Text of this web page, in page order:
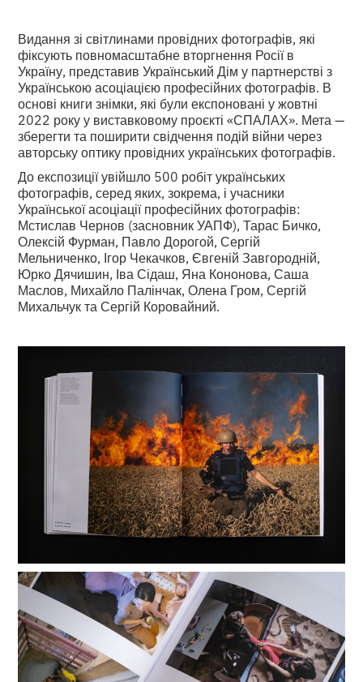
Видання зі світлинами провідних фотографів, які
фіксують повномасштабне вторгнення Росії в
Україну, представив Український Дім у партнерстві з
Українською асоціацією професійних фотографів. В
основі книги знімки, які були експоновані у жовтні
2022 року у виставковому проєкті «СПАЛАХ». Мета —
зберегти та поширити свідчення подій війни через
авторську оптику провідних українських фотографів.
До експозиції увійшло 500 робіт українських
фотографів, серед яких, зокрема, і учасники
Української асоціації професійних фотографів:
Мстислав Чернов (засновник УАПФ), Тарас Бичко,
Олексій Фурман, Павло Дорогой, Сергій
Мельниченко, Ігор Чекачков, Євгеній Завгородній,
Юрко Дячишин, Іва Сідаш, Яна Кононова, Саша
Маслов, Михайло Палінчак, Олена Гром, Сергій
Михальчук та Сергій Коровайний.